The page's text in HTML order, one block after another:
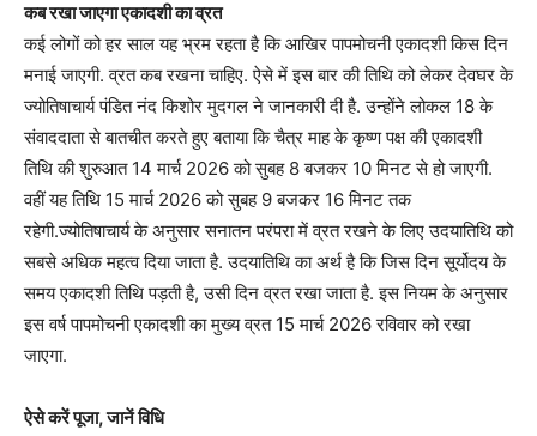
कब रखा जाएगा एकादशी का व्रत
कई लोगों को हर साल यह भ्रम रहता है कि आखिर पापमोचनी एकादशी किस दिन
मनाई जाएगी. व्रत कब रखना चाहिए. ऐसे में इस बार की तिथि को लेकर देवघर के
ज्योतिषाचार्य पंडित नंद किशोर मुदगल ने जानकारी दी है. उन्होंने लोकल 18 के
संवाददाता से बातचीत करते हुए बताया कि चैत्र माह के कृष्ण पक्ष की एकादशी
तिथि की शुरुआत 14 मार्च 2026 को सुबह 8 बजकर 10 मिनट से हो जाएगी.
वहीं यह तिथि 15 मार्च 2026 को सुबह 9 बजकर 16 मिनट तक
रहेगी.ज्योतिषाचार्य के अनुसार सनातन परंपरा में व्रत रखने के लिए उदयातिथि को
सबसे अधिक महत्व दिया जाता है. उदयातिथि का अर्थ है कि जिस दिन सूर्योदय के
समय एकादशी तिथि पड़ती है, उसी दिन व्रत रखा जाता है. इस नियम के अनुसार
इस वर्ष पापमोचनी एकादशी का मुख्य व्रत 15 मार्च 2026 रविवार को रखा
जाएगा.
ऐसे करें पूजा, जानें विधि